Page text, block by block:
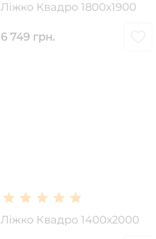
Ліжко Квадро 1800х1900
6 749 грн.
Ліжко Квадро 1400х2000